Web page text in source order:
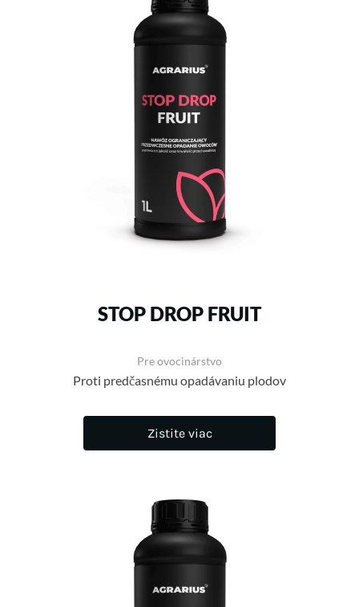
STOP DROP FRUIT
Pre ovocinárstvo
Proti predčasnému opadávaniu plodov
Zistite viac